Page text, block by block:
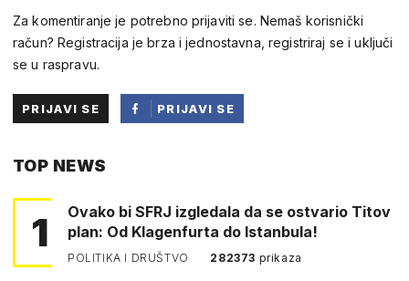
Za komentiranje je potrebno prijaviti se. Nemaš korisnički
račun? Registracija je brza i jednostavna, registriraj se i uključi
se u raspravu.
PRIJAVI SE
PRIJAVI SE
TOP NEWS
1
Ovako bi SFRJ izgledala da se ostvario Titov
plan: Od Klagenfurta do Istanbula!
POLITIKA I DRUŠTVO 282373 prikaza